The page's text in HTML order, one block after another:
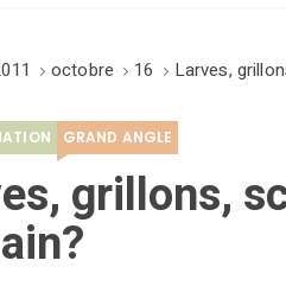
octobre 16 Larves,
GRAND ANGLE
grillons,